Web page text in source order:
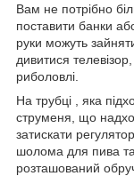
Вам не потрібно
поставити банки
руки можуть
дивитися
риболовлі.
На трубці , яка
струменя, що
затискати
шолома для пива
розташований